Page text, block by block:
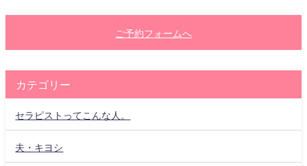
ご予約フォームへ
カテゴリー
セラピストってこんな人。
夫・キヨシ